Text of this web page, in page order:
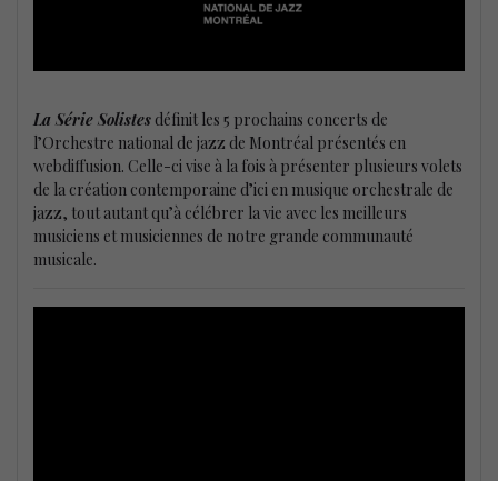
La Série Solistes définit les 5 prochains concerts de
l’Orchestre national de jazz de Montréal présentés en
webdiffusion. Celle-ci vise à la fois à présenter plusieurs volets
de la création contemporaine d’ici en musique orchestrale de
jazz, tout autant qu’à célébrer la vie avec les meilleurs
musiciens et musiciennes de notre grande communauté
musicale.